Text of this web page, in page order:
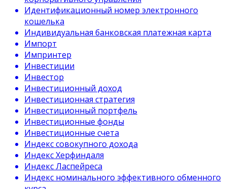
Идентификационный номер электронного
кошелька
Индивидуальная банковская платежная карта
Импорт
Импринтер
Инвестиции
Инвестор
Инвестиционный доход
Инвестиционная стратегия
Инвестиционный портфель
Инвестиционные фонды
Инвестиционные счета
Индекс совокупного дохода
Индекс Херфиндаля
Индекс Ласпейреса
Индекс номинального эффективного обменного